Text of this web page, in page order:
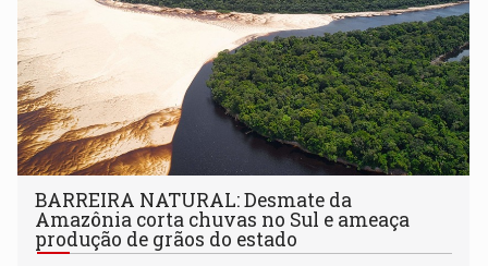
BARREIRA NATURAL: Desmate da
Amazônia corta chuvas no Sul e ameaça
produção de grãos do estado